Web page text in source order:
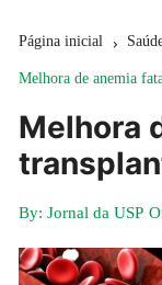
Página inicial
Melhora de anemia
Melhora
By: Jornal da USP